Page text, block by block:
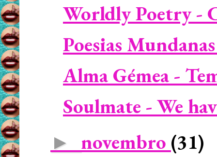
Worldly Poetry -
Poesias
Alma Gémea -
Soulmate - We
► novembro (31)